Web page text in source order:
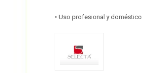
• Uso profesional y doméstico